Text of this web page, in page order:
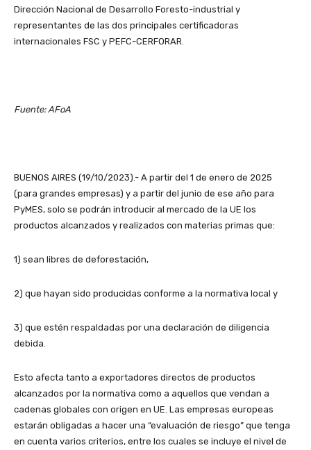
Dirección Nacional de Desarrollo Foresto-industrial y
representantes de las dos principales certificadoras
internacionales FSC y PEFC-CERFORAR.
Fuente: AFoA
BUENOS AIRES (19/10/2023).- A partir del 1 de enero de 2025
(para grandes empresas) y a partir del junio de ese año para
PyMES, solo se podrán introducir al mercado de la UE los
productos alcanzados y realizados con materias primas que:
1) sean libres de deforestación,
2) que hayan sido producidas conforme a la normativa local y
3) que estén respaldadas por una declaración de diligencia
debida.
Esto afecta tanto a exportadores directos de productos
alcanzados por la normativa como a aquellos que vendan a
cadenas globales con origen en UE. Las empresas europeas
estarán obligadas a hacer una “evaluación de riesgo” que tenga
en cuenta varios criterios, entre los cuales se incluye el nivel de